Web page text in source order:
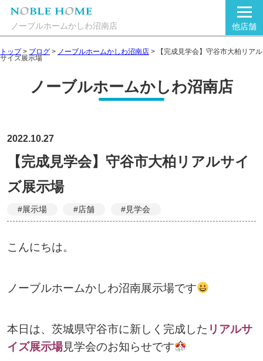
ノーブルホームかしわ沼南店 他店舗
トップ> ブログ > ノーブルホームかしわ沼南店 > 【完成見学会】守谷市大柏リアル
サイズ展示場
ノーブルホームかしわ沼南店
2022.10.27
【完成見学会】守谷市大柏リアルサイ
ズ展示場
#展示場 #店舗 #見学会
こんにちは。
ノーブルホームかしわ沼南展示場です
本日は、茨城県守谷市に新しく完成した リアルサ
イズ展示場見学会のお知らせです